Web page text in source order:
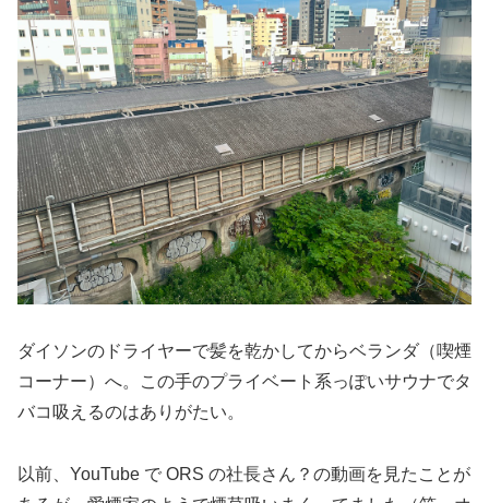
ダイソンのドライヤーで髪を乾かしてからベランダ（喫煙
コーナー）へ。この手のプライベート系っぽいサウナでタ
バコ吸えるのはありがたい。
以前、YouTube で ORS の社長さん？の動画を見たことが